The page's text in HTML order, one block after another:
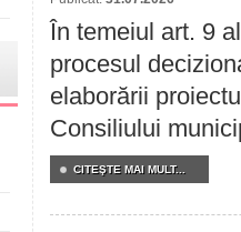
În temeiul art. 9
procesul
elaborării
Consiliului
CITEŞTE MAI MULT...